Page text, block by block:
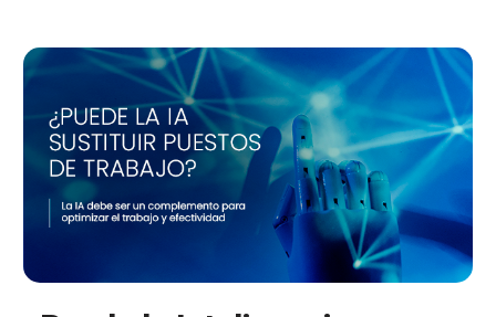
nuestros
módulos
medio
Bono
Digital